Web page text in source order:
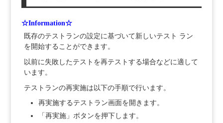
☆Information☆
既存のテストランの設定に基づいて新しいテスト ラン
を開始することができます。
以前に失敗したテストを再テストする場合などに適して
います。
テストランの再実施は以下の手順で行います。
再実施するテストラン画面を開きます。
「再実施」ボタンを押下します。